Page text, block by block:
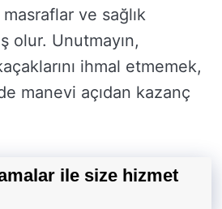
ve sağlık
olur. Unutmayın,
ihmal etmemek,
manevi açıdan kazanç
ile size hizmet